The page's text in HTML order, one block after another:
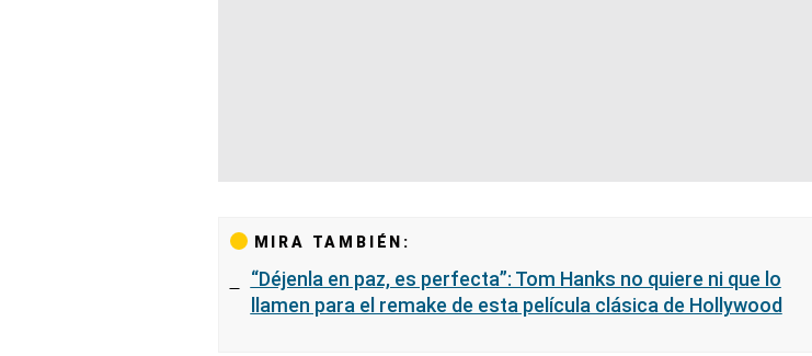
MIRA TAMBIÉN:
“Déjenla en paz, es perfecta”: Tom Hanks no quiere ni que lo
llamen para el remake de esta película clásica de Hollywood